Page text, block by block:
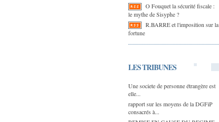
O Fouquet la sécurité fiscale :
le mythe de Sisyphe ?
R.BARRE et l'imposition sur la
fortune
LES TRIBUNES
Une societe de personne étrangère est
elle...
rapport sur les moyens de la DGFiP
consacrés à...